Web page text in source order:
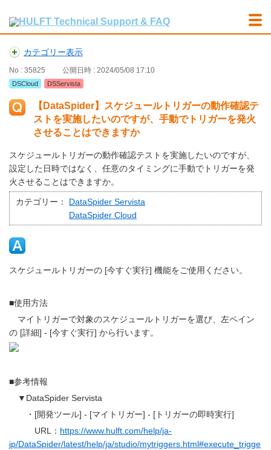
カテゴリー表示
No : 35825 公開日時 : 2024/05/08 17:10
DSCloud DSServista
【DataSpider】スケジュールトリガーの動作確認テ
ストを実施したいのですが、手動でトリガーを発火
させることはできますか
スケジュールトリガーの動作確認テストを実施したいのですが、
設定した日時ではなく、任意のタイミングに手動でトリガーを発
火させることはできますか。
カテゴリー：
DataSpider Servista
DataSpider Cloud
スケジュールトリガーの [今すぐ実行] 機能をご使用ください。
■使用方法
マイトリガーで対象のスケジュールトリガーを選び、左ペイン
の [詳細] - [今すぐ実行] から行います。
■参考情報
▼DataSpider Servista
・[開発ツール] - [マイトリガー] - [トリガーの即時実行]
URL： https://www.hulft.com/help/ja-
jp/DataSpider/latest/help/ja/studio/mytriggers.html#execute_trigge